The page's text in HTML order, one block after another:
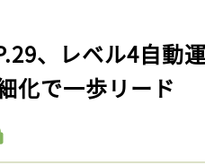
、レベル4自動
化で一歩リード